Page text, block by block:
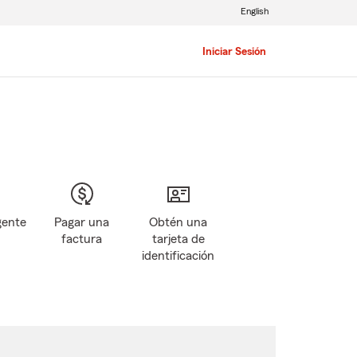
Iniciar Sesión
English
Pagar una
factura
Obtén una
tarjeta de
identificación